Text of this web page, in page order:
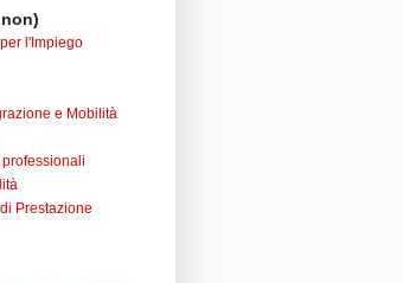
non)
l'Impiego
e Mobilità
Prestazione